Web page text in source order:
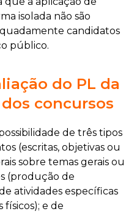
isolada não são
candidatos
público.
do PL da
concursos
de três tipos
(escritas, objetivas ou
sobre temas gerais ou
(produção de
atividades específicas
e de